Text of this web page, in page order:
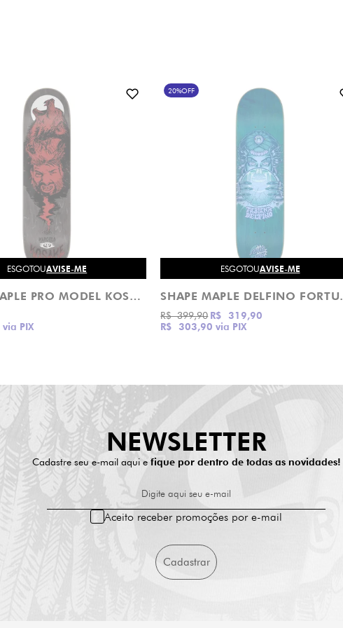
ESGOTOUAVISE-ME
SHAPE MAPLE PRO MODEL KOSAKE LOBISOMEN DO DJANHO DROP DEAD
via PIX
20%OFF
ESGOTOUAVISE-ME
SHAPE
R$ 303,90 via PIX
R$ 399,90 R$ 319,90
NEWSLETTER
Cadastre seu e-mail aqui e fique por dentro de todas as novidades!
Digite aqui seu e-mail
Cadastrar
Aceito receber promoções por e-mail